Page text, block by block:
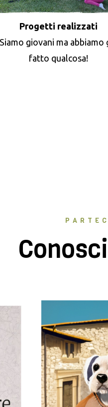
Progetti realizzati
Siamo giovani ma abbiamo
fatto qualcosa!